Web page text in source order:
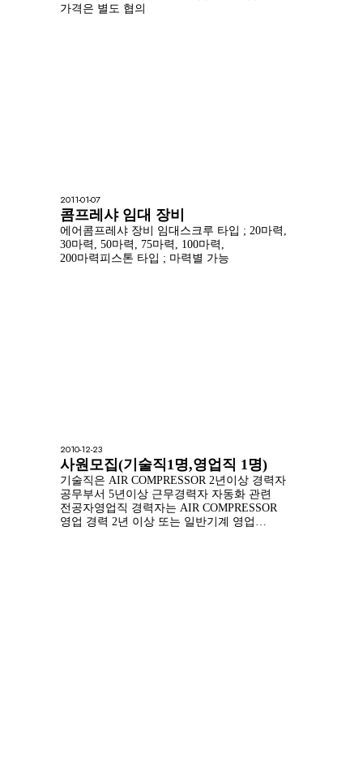
가격은 별도 협의
2011-01-07
콤프레샤 임대 장비
에어콤프레샤 장비 임대스크루 타입 ; 20마력,
30마력, 50마력, 75마력, 100마력,
200마력피스톤 타입 ; 마력별 가능
2010-12-23
사원모집(기술직1명,영업직 1명)
기술직은 AIR COMPRESSOR 2년이상 경력자
공무부서 5년이상 근무경력자 자동화 관련
전공자영업직 경력자는 AIR COMPRESSOR
영업 경력 2년 이상 또는 일반기계 영업